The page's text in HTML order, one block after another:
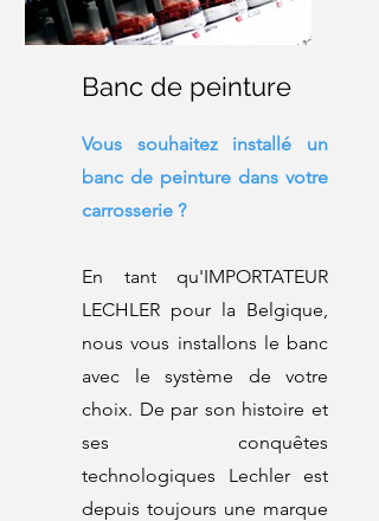
Banc de peinture
Vous souhaitez installé un
banc de peinture dans votre
carrosserie ?
En tant qu'IMPORTATEUR
LECHLER pour la Belgique,
nous vous installons le banc
avec le système de votre
choix. De par son histoire et
ses conquêtes
technologiques Lechler est
depuis toujours une marque